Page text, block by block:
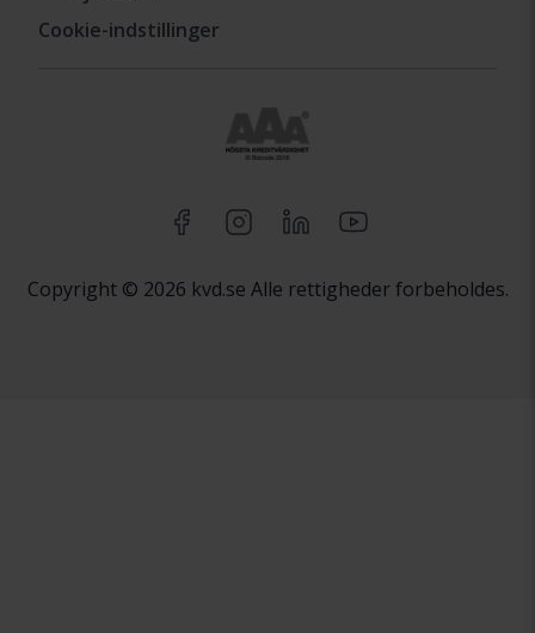
Cookie-indstillinger
Copyright © 2026 kvd.se Alle rettigheder forbeholdes.